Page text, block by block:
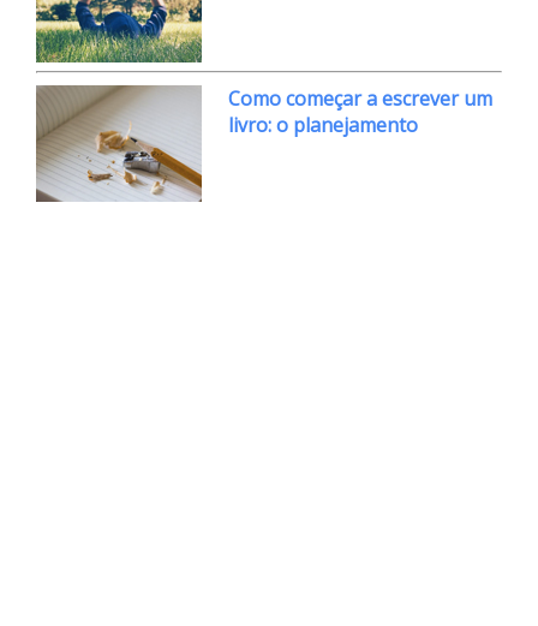
Como começar a escrever um
livro: o planejamento